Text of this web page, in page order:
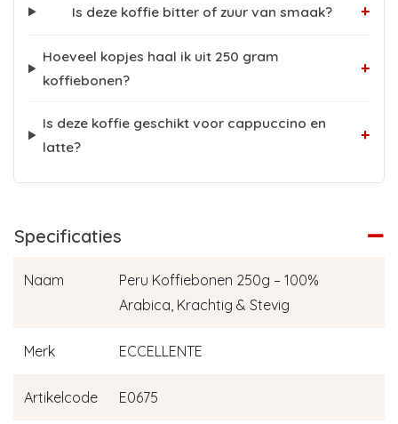
Is deze koffie bitter of zuur van smaak? +
Hoeveel kopjes haal ik uit 250 gram
koffiebonen?
+
Is deze koffie geschikt voor cappuccino en
latte?
+
Specificaties
Naam
Peru Koffiebonen 250g – 100%
Arabica, Krachtig & Stevig
Merk ECCELLENTE
Artikelcode E0675